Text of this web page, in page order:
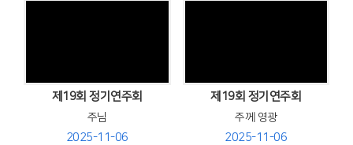
제19회 정기연주회
주님
2025-11-06
제19회 정기연주회
주께 영광
2025-11-06